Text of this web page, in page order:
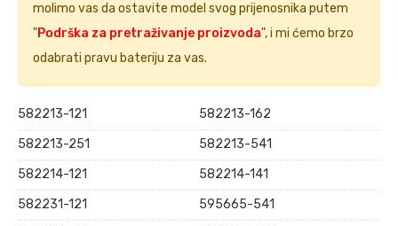
molimo vas da ostavite model svog prijenosnika putem
"Podrška za pretraživanje proizvoda", i mi ćemo brzo
odabrati pravu bateriju za vas.
582213-121
582213-162
582213-251
582213-541
582214-121
582214-141
582231-121
595665-541